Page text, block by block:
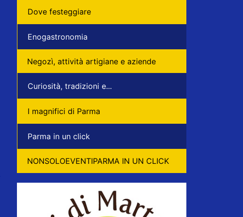
Dove festeggiare
Enogastronomia
Negozì, attività artigiane e aziende
Curiosità, tradizioni e...
I magnifici di Parma
Parma in un click
NONSOLOEVENTIPARMA IN UN CLICK